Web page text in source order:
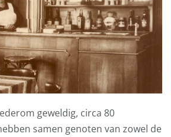
geweldig, circa 80
samen genoten van zowel de